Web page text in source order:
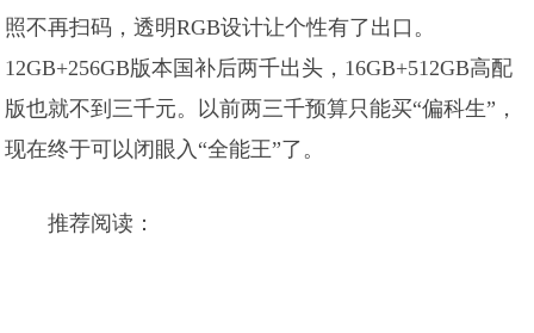
照不再扫码，透明RGB设计让个性有了出口。
12GB+256GB版本国补后两千出头，16GB+512GB高配
版也就不到三千元。以前两三千预算只能买“偏科生”，
现在终于可以闭眼入“全能王”了。
推荐阅读：